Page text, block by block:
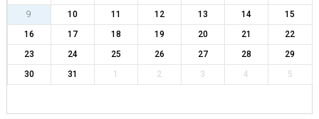
9
10 11 12 13 14
15
16
17 18 19 20 21
22
23
24 25 26 27 28
29
30
31 1 2 3 4 5